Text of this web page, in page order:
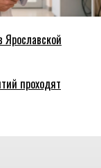
проходят